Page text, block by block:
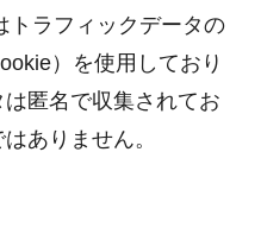
トラフィックデータの
）を使用しており
匿名で収集されてお
ありません。